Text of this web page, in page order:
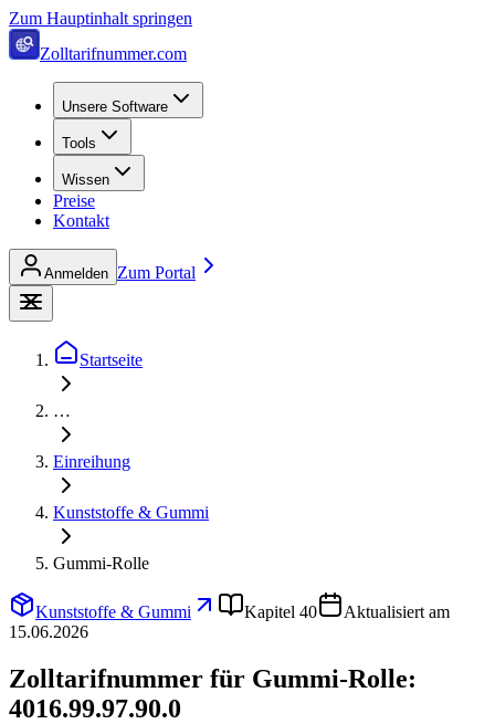
Zum Hauptinhalt springen
Zolltarifnummer.com
Unsere Software
Tools
Wissen
Preise
Kontakt
Anmelden Zum Portal
Startseite
…
Einreihung
Kunststoffe & Gummi
Gummi-Rolle
Kunststoffe & Gummi Kapitel 40
Aktualisiert am
15.06.2026
Zolltarifnummer für Gummi-Rolle:
4016.99.97.90.0